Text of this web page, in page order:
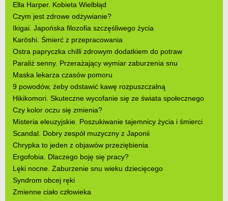
Ella Harper. Kobieta Wielbłąd
Czym jest zdrowe odżywianie?
Ikigai. Japońska filozofia szczęśliwego życia
Karōshi. Śmierć z przepracowania
Ostra papryczka chilli zdrowym dodatkiem do potraw
Paraliż senny. Przerażający wymiar zaburzenia snu
Maska lekarza czasów pomoru
9 powodów, żeby odstawić kawę rozpuszczalną
Hikikomori. Skuteczne wycofanie się ze świata społecznego
Czy kolor oczu się zmienia?
Misteria eleuzyjskie. Poszukiwanie tajemnicy życia i śmierci
Scandal. Dobry zespół muzyczny z Japonii
Chrypka to jeden z objawów przeziębienia
Ergofobia. Dlaczego boję się pracy?
Lęki nocne. Zaburzenie snu wieku dziecięcego
Syndrom obcej ręki
Zmienne ciało człowieka